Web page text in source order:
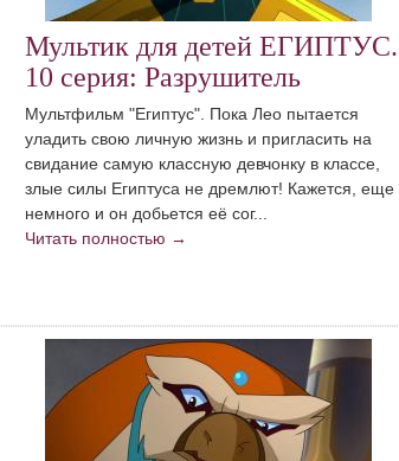
Мультик для детей ЕГИПТУС.
10 серия: Разрушитель
Мультфильм "Египтус". Пока Лео пытается
уладить свою личную жизнь и пригласить на
свидание самую классную девчонку в классе,
злые силы Египтуса не дремлют! Кажется, еще
немного и он добьется её сог...
Читать полностью →